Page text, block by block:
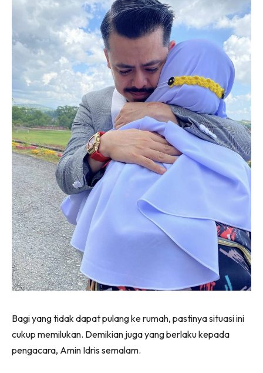
Bagi yang tidak dapat pulang ke rumah, pastinya situasi ini
cukup memilukan. Demikian juga yang berlaku kepada
pengacara, Amin Idris semalam.